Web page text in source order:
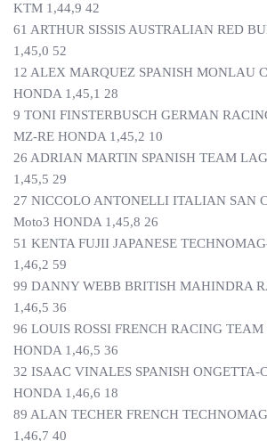
KTM 1,44,9 42
61 ARTHUR SISSIS AUSTRALIAN RED
1,45,0 52
12 ALEX MARQUEZ SPANISH MONLAU
HONDA 1,45,1 28
9 TONI FINSTERBUSCH GERMAN
MZ-RE HONDA 1,45,2 10
26 ADRIAN MARTIN SPANISH TEAM
1,45,5 29
27 NICCOLO ANTONELLI ITALIAN SAN
Moto3 HONDA 1,45,8 26
51 KENTA FUJII JAPANESE
1,46,2 59
99 DANNY WEBB BRITISH MAHINDRA
1,46,5 36
96 LOUIS ROSSI FRENCH RACING
HONDA 1,46,5 36
32 ISAAC VINALES SPANISH ONGETTA-
HONDA 1,46,6 18
89 ALAN TECHER FRENCH
1,46,7 40